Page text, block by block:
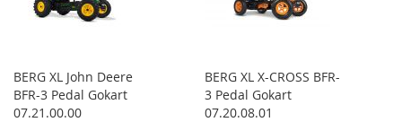
BERG XL John Deere
BFR-3 Pedal Gokart
07.21.00.00
BERG XL X-CROSS BFR-
3 Pedal Gokart
07.20.08.01